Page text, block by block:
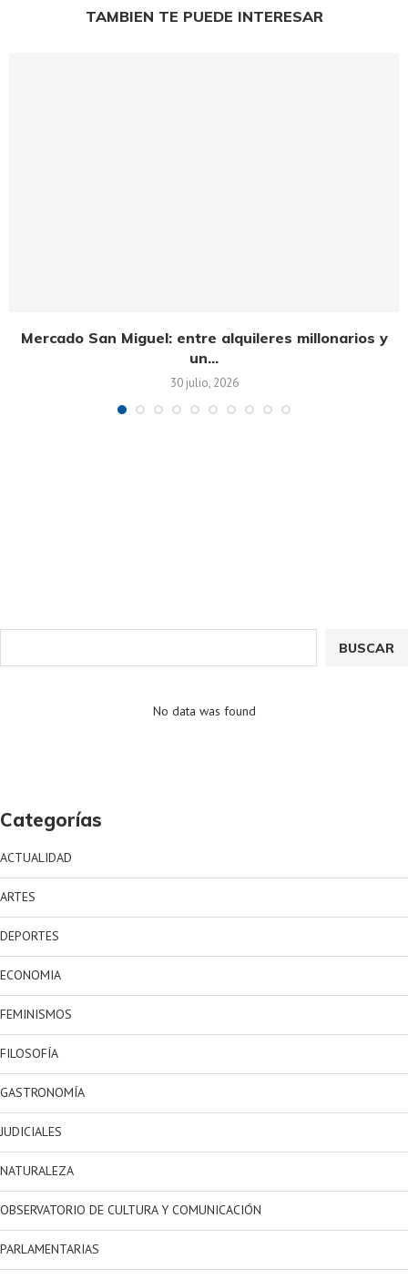
TAMBIEN TE PUEDE INTERESAR
Mercado San Miguel: entre alquileres millonarios y
un...
30 julio, 2026
BUSCAR
No data was found
Categorías
ACTUALIDAD
ARTES
DEPORTES
ECONOMIA
FEMINISMOS
FILOSOFÍA
GASTRONOMÍA
JUDICIALES
NATURALEZA
OBSERVATORIO DE CULTURA Y COMUNICACIÓN
PARLAMENTARIAS